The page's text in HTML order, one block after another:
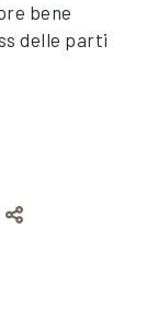
bene
delle parti